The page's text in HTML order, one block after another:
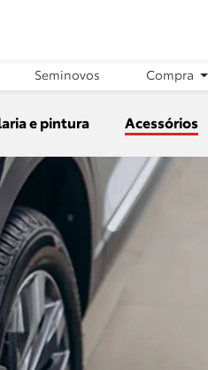
Seminovos Compra
e pintura Acessórios